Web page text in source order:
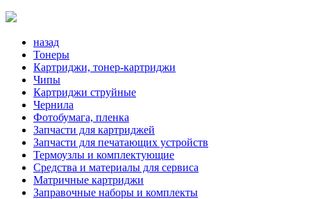
назад
Тонеры
Картриджи, тонер-картриджи
Чипы
Картриджи струйные
Чернила
Фотобумага, пленка
Запчасти для картриджей
Запчасти для печатающих устройств
Термоузлы и комплектующие
Средства и материалы для сервиса
Матричные картриджи
Заправочные наборы и комплекты